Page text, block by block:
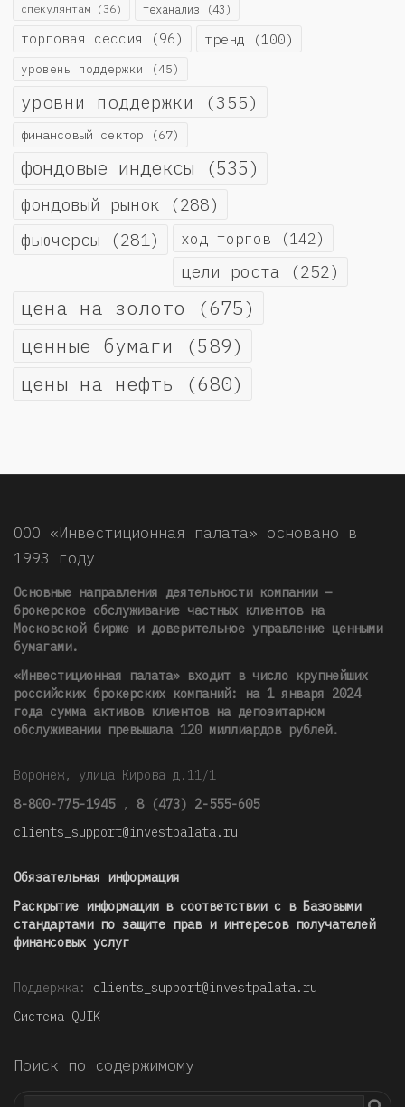
спекулянтам (36) теханализ (43)
торговая сессия (96) тренд (100)
уровень поддержки (45)
уровни поддержки (355)
финансовый сектор (67)
фондовые индексы (535)
фондовый рынок (288)
фьючерсы (281) ход торгов (142)
цели роста (252)
цена на золото (675)
ценные бумаги (589)
цены на нефть (680)
ООО «Инвестиционная палата» основано в
1993 году
Основные направления деятельности компании —
брокерское обслуживание частных клиентов на
Московской бирже и доверительное управление ценными
бумагами.
«Инвестиционная палата» входит в число крупнейших
российских брокерских компаний: на 1 января 2024
года сумма активов клиентов на депозитарном
обслуживании превышала 120 миллиардов рублей.
Воронеж, улица Кирова д.11/1
8-800-775-1945 , 8 (473) 2-555-605
clients_support@investpalata.ru
Обязательная информация
Раскрытие информации в соответствии с в Базовыми
стандартами по защите прав и интересов получателей
финансовых услуг
Поддержка: clients_support@investpalata.ru
Система QUIK
Поиск по содержимому